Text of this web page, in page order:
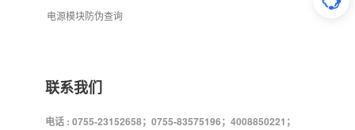
电源模块防伪查询
联系我们
电话 : 0755-23152658；0755-83575196；4008850221；